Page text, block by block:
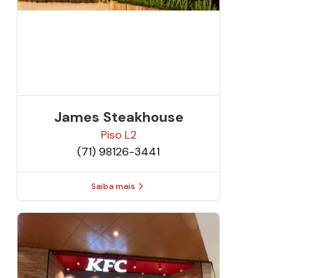
James Steakhouse
Piso L2
(71) 98126-3441
Saiba mais